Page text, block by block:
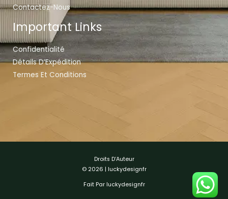
Contactez-Nous
Important Links
Confidentialité
Détails D’Expédition
Termes Et Conditions
Droits D’Auteur
© 2026 | luckydesignfr
Fait Par luckydesignfr